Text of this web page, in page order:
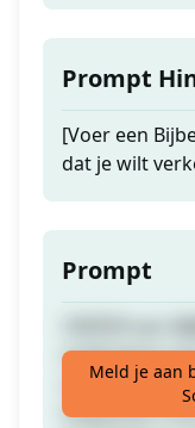
Prompt
[Voer een
dat je wilt
Prompt
onderwerp
van de
toepassen in
Meld je aan